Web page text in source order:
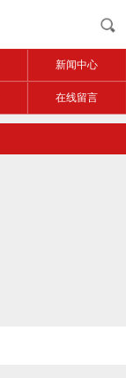
新闻中心
在线留言